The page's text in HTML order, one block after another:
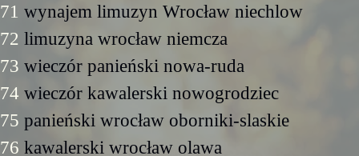
71 wynajem limuzyn Wrocław niechlow
72 limuzyna wrocław niemcza
73 wieczór panieński nowa-ruda
74 wieczór kawalerski nowogrodziec
75 panieński wrocław oborniki-slaskie
76 kawalerski wrocław olawa